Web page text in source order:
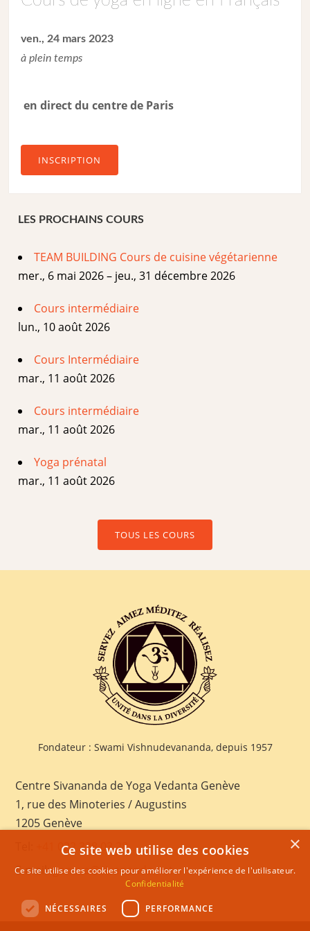
ven., 24 mars 2023
à plein temps
en direct du centre de Paris
INSCRIPTION
LES PROCHAINS COURS
TEAM BUILDING Cours de cuisine végétarienne
mer., 6 mai 2026 – jeu., 31 décembre 2026
Cours intermédiaire
lun., 10 août 2026
Cours Intermédiaire
mar., 11 août 2026
Cours intermédiaire
mar., 11 août 2026
Yoga prénatal
mar., 11 août 2026
TOUS LES COURS
Fondateur : Swami Vishnudevananda, depuis 1957
Centre Sivananda de Yoga Vedanta Genève
1, rue des Minoteries / Augustins
1205 Genève
+41 022 328 03 28
E-mail:geneva@sivananda.net
×
Ce site web utilise des cookies
Ce site utilise des cookies pour améliorer l'expérience de l'utilisateur.
Confidentialité
NÉCESSAIRES PERFORMANCE